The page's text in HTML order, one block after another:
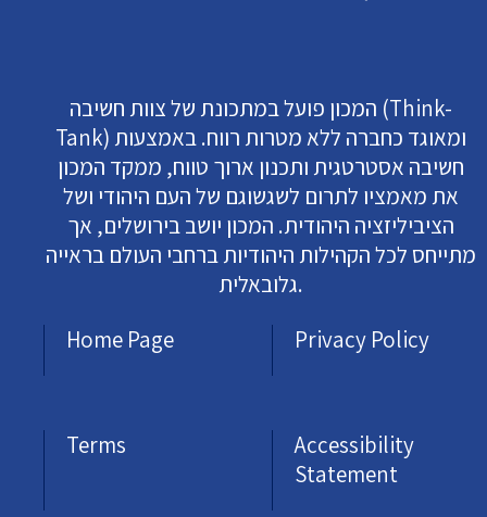
המכון פועל במתכונת של צוות חשיבה (Think-
Tank) ומאוגד כחברה ללא מטרות רווח. באמצעות
חשיבה אסטרטגית ותכנון ארוך טווח, ממקד המכון
את מאמציו לתרום לשגשוגם של העם היהודי ושל
הציביליזציה היהודית. המכון יושב בירושלים, אך
מתייחס לכל הקהילות היהודיות ברחבי העולם בראייה
גלובאלית.
Home Page
Privacy Policy
Terms
Accessibility
Statement